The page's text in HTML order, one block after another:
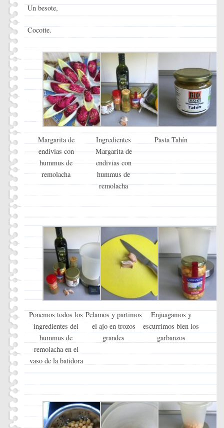
Un besote,
Cocotte.
Margarita de
endivias con
hummus de
remolacha
Ingredientes
Margarita de
endivias con
hummus de
remolacha
Pasta Tahín
Ponemos todos los
ingredientes del
hummus de
remolacha en el
vaso de la batidora
Pelamos y partimos
el ajo en trozos
grandes
Enjuagamos y
escurrimos bien los
garbanzos